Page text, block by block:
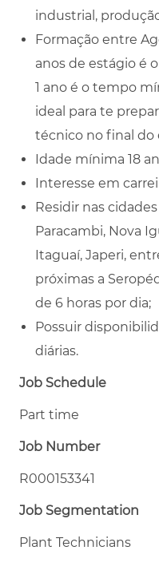
industrial,
Formação entre
anos de estágio é
1 ano é o tempo
ideal para te
técnico no final do
Idade mínima 18
Interesse em
Residir nas
Paracambi, Nova
Itaguaí, Japeri,
próximas a
de 6 horas por dia;
Possuir
diárias.
Job Schedule
Part time
Job Number
R000153341
Job Segmentation
Plant Technicians